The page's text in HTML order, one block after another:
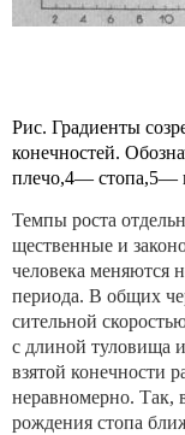
Рис. Градиенты
конечно­стей.
плечо,4— стопа,5—
Темпы роста
щественные и
человека меняются
периода. В общих
сительной
с длиной туловища
взятой конечности
неравномерно. Так,
рождения стопа